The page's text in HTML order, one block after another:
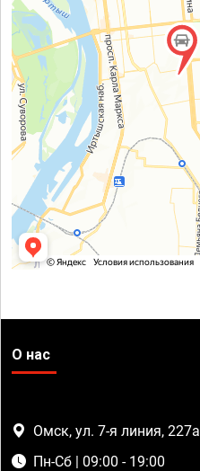
О нас
Омск, ул. 7-я линия, 227а
Пн-Сб | 09:00 - 19:00